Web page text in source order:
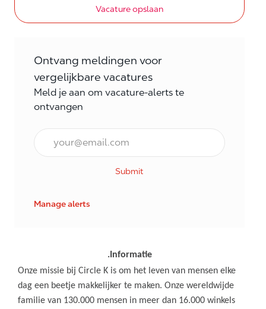
Vacature opslaan
Ontvang meldingen voor
vergelijkbare vacatures
Meld je aan om vacature-alerts te
ontvangen
E-mail Frequentie
Submit
Manage alerts
.Informatie
Onze missie bij Circle K is om het leven van mensen elke
dag een beetje makkelijker te maken. Onze wereldwijde
familie van 130.000 mensen in meer dan 16.000 winkels